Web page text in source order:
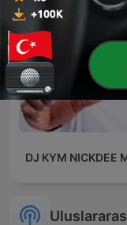
DJ KYM NICKDEE